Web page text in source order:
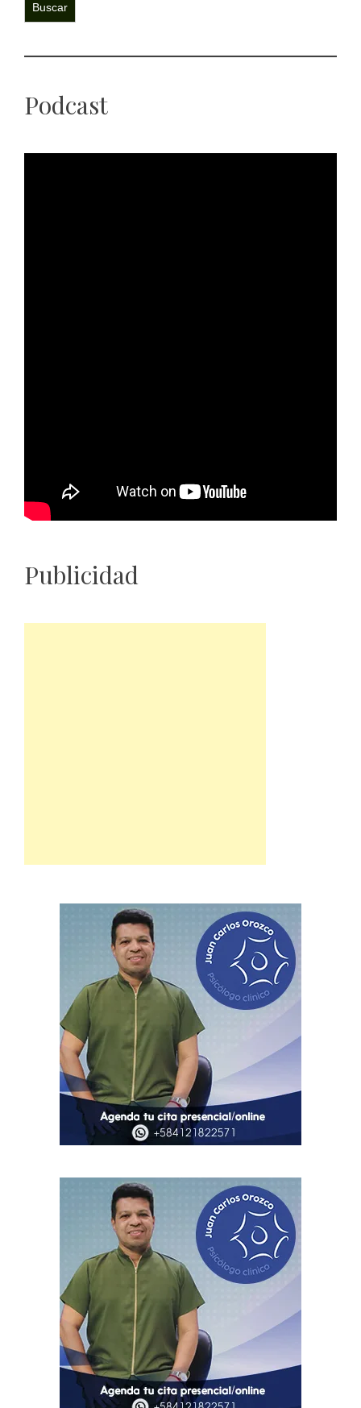
Buscar
Podcast
Publicidad